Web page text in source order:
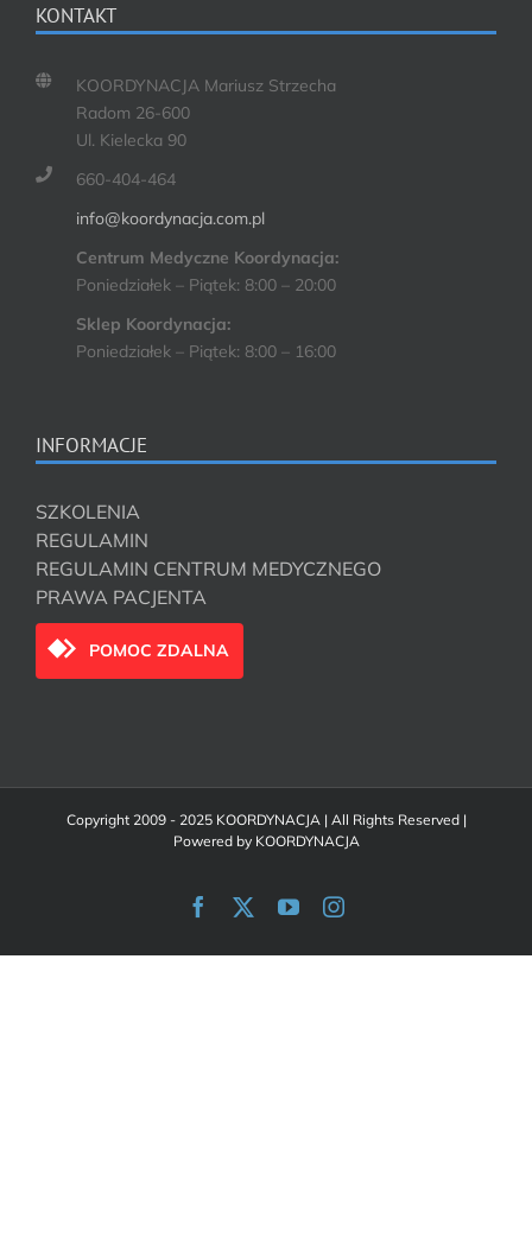
KONTAKT
KOORDYNACJA Mariusz Strzecha
Radom 26-600
Ul. Kielecka 90
660-404-464
info@koordynacja.com.pl
Centrum Medyczne Koordynacja:
Poniedziałek – Piątek: 8:00 – 20:00
Sklep Koordynacja:
Poniedziałek – Piątek: 8:00 – 16:00
INFORMACJE
SZKOLENIA
REGULAMIN
REGULAMIN CENTRUM MEDYCZNEGO
PRAWA PACJENTA
POMOC ZDALNA
Copyright 2009 - 2025 KOORDYNACJA | All Rights Reserved |
Powered by KOORDYNACJA
Facebook YouTubeInstagram